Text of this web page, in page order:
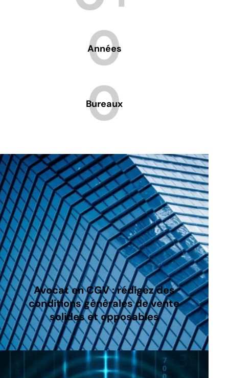
0
Années
0
Bureaux
Avocat en CGV : rédigez des
conditions générales de vente
solides et opposables